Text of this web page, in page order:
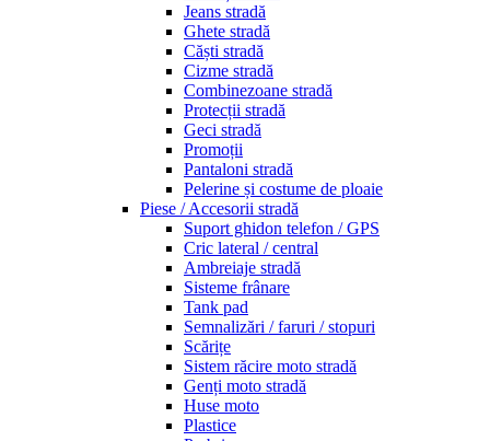
Jeans stradă
Ghete stradă
Căști stradă
Cizme stradă
Combinezoane stradă
Protecții stradă
Geci stradă
Promoții
Pantaloni stradă
Pelerine și costume de ploaie
Piese / Accesorii stradă
Suport ghidon telefon / GPS
Cric lateral / central
Ambreiaje stradă
Sisteme frânare
Tank pad
Semnalizări / faruri / stopuri
Scărițe
Sistem răcire moto stradă
Genți moto stradă
Huse moto
Plastice